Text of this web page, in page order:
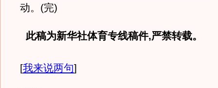
动。(完)
此稿为新华社体育专线稿件,严禁转载。
[我来说两句]